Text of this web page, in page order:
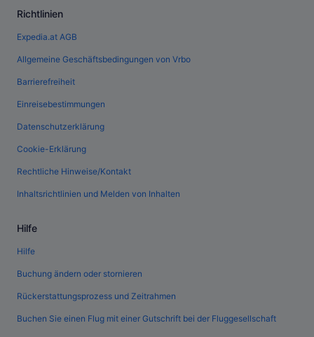
Richtlinien
Expedia.at AGB
Allgemeine Geschäftsbedingungen von Vrbo
Barrierefreiheit
Einreisebestimmungen
Datenschutzerklärung
Cookie-Erklärung
Rechtliche Hinweise/Kontakt
Inhaltsrichtlinien und Melden von Inhalten
Hilfe
Hilfe
Buchung ändern oder stornieren
Rückerstattungsprozess und Zeitrahmen
Buchen Sie einen Flug mit einer Gutschrift bei der Fluggesellschaft